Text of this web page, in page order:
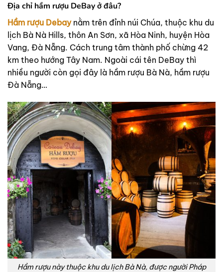
Địa chỉ hầm rượu DeBay ở đâu?
Hầm rượu Debaynằm trên đỉnh núi Chúa, thuộc khu du
lịch Bà Nà Hills, thôn An Sơn, xã Hòa Ninh, huyện Hòa
Vang, Đà Nẵng. Cách trung tâm thành phố chừng 42
km theo hướng Tây Nam. Ngoài cái tên DeBay thì
nhiều người còn gọi đây là hầm rượu Bà Nà, hầm rượu
Đà Nẵng…
Hầm rượu này thuộc khu du lịch Bà Nà, được người Pháp